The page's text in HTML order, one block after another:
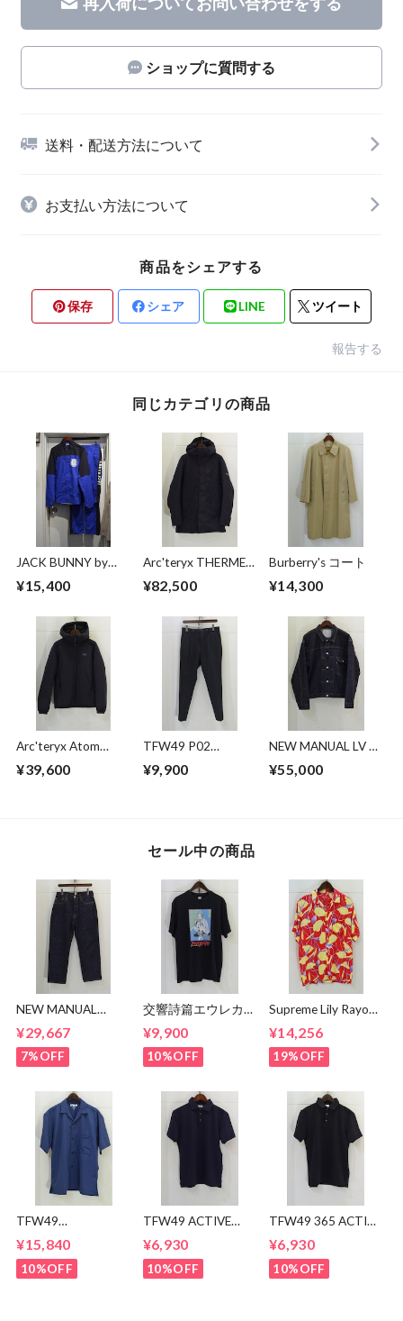
ショップに質問する
送料・配送方法について
お支払い方法について
商品をシェアする
保存 シェア LINE ツイート
報告する
同じカテゴリの商品
JACK BUNNY by
ップ付き セットア
¥15,400
Arc'teryx THERME
¥82,500
Burberry's コート
¥14,300
Arc'teryx Atom
¥39,600
TFW49 P02
¥9,900
NEW MANUAL LV T-
JACKET
¥55,000
セール中の商品
NEW MANUAL
JEANS
¥29,667
7%OFF
交響詩篇エウレカセ
MOSH
MISFITS"EUREKA"
TEE
¥9,900
10%OFF
Supreme Lily Rayon
¥14,256
19%OFF
TFW49
OPEN COLLAR
SHIRTS
¥15,840
10%OFF
TFW49 ACTIVE
¥6,930
10%OFF
TFW49 365 ACTIVE
¥6,930
10%OFF